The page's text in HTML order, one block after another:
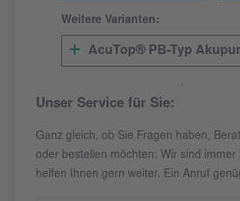
Weitere Varianten:
AcuTop® PB-Typ
Unser Service für Sie:
Ganz gleich, ob Sie Fragen haben,
oder bestellen möchten: Wir sind immer
helfen Ihnen gern weiter. Ein Anruf